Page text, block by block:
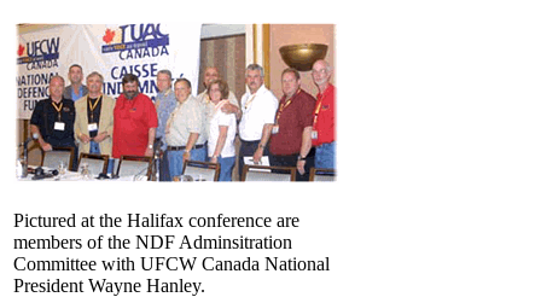
Pictured at the Halifax conference are
members of the NDF Adminsitration
Committee with UFCW Canada National
President Wayne Hanley.